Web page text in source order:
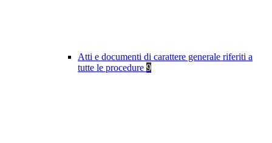
Atti e documenti di carattere generale riferiti a
tutte le procedure 9